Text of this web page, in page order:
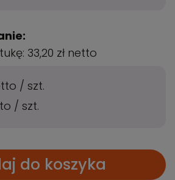
33,20 zł netto
/ szt.
/ szt.
do koszyka